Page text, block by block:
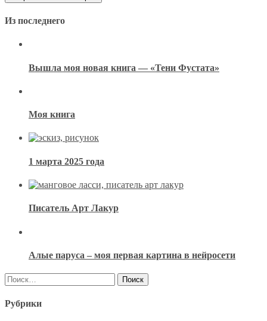
Из последнего
Вышла моя новая книга — «Тени Фустата»
Моя книга
1 марта 2025 года
Писатель Арт Лакур
Алые паруса – моя первая картина в нейросети
Найти:
Рубрики